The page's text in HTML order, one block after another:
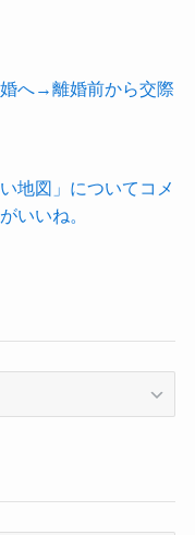
へ→離婚前から交際
地図」についてコメ
いいね。